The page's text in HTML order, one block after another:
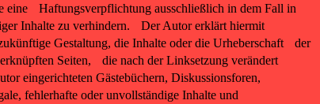
eine Haftungsverpflichtung ausschließlich in dem Fall in
Inhalte zu verhindern. Der Autor erklärt hiermit
Gestaltung, die Inhalte oder die Urheberschaft der
Seiten, die nach der Linksetzung verändert
eingerichteten Gästebüchern, Diskussionsforen,
fehlerhafte oder unvollständige Inhalte und